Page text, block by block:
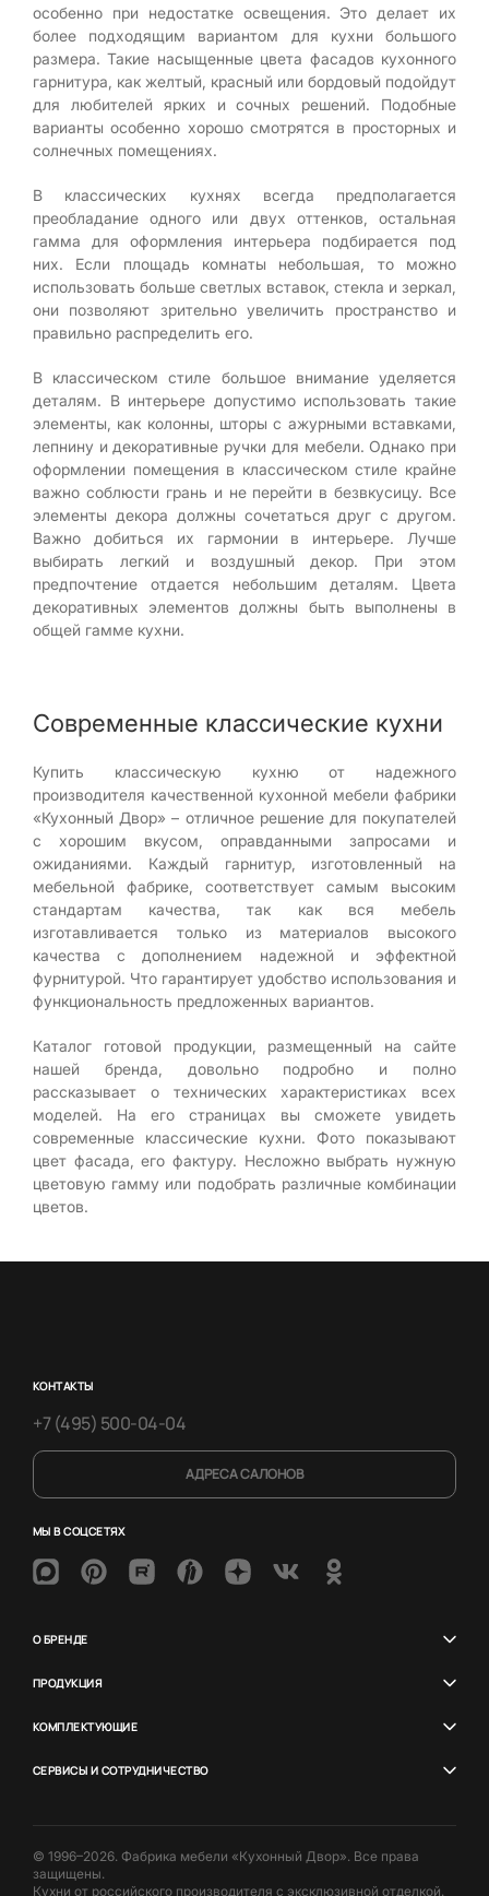
особенно при недостатке освещения. Это делает их
более подходящим вариантом для кухни большого
размера. Такие насыщенные цвета фасадов кухонного
гарнитура, как желтый, красный или бордовый подойдут
для любителей ярких и сочных решений. Подобные
варианты особенно хорошо смотрятся в просторных и
солнечных помещениях.
В классических кухнях всегда предполагается
преобладание одного или двух оттенков, остальная
гамма для оформления интерьера подбирается под
них. Если площадь комнаты небольшая, то можно
использовать больше светлых вставок, стекла и зеркал,
они позволяют зрительно увеличить пространство и
правильно распределить его.
В классическом стиле большое внимание уделяется
деталям. В интерьере допустимо использовать такие
элементы, как колонны, шторы с ажурными вставками,
лепнину и декоративные ручки для мебели. Однако при
оформлении помещения в классическом стиле крайне
важно соблюсти грань и не перейти в безвкусицу. Все
элементы декора должны сочетаться друг с другом.
Важно добиться их гармонии в интерьере. Лучше
выбирать легкий и воздушный декор. При этом
предпочтение отдается небольшим деталям. Цвета
декоративных элементов должны быть выполнены в
общей гамме кухни.
Современные классические кухни
Купить классическую кухню от надежного
производителя качественной кухонной мебели фабрики
«Кухонный Двор» – отличное решение для покупателей
с хорошим вкусом, оправданными запросами и
ожиданиями. Каждый гарнитур, изготовленный на
мебельной фабрике, соответствует самым высоким
стандартам качества, так как вся мебель
изготавливается только из материалов высокого
качества с дополнением надежной и эффектной
фурнитурой. Что гарантирует удобство использования и
функциональность предложенных вариантов.
Каталог готовой продукции, размещенный на сайте
нашей бренда, довольно подробно и полно
рассказывает о технических характеристиках всех
моделей. На его страницах вы сможете увидеть
современные классические кухни. Фото показывают
цвет фасада, его фактуру. Несложно выбрать нужную
цветовую гамму или подобрать различные комбинации
цветов.
КОНТАКТЫ
+7 (495) 500-04-04
АДРЕСА САЛОНОВ
МЫ В СОЦСЕТЯХ
О БРЕНДЕ
ПРОДУКЦИЯ
КОМПЛЕКТУЮЩИЕ
СЕРВИСЫ И СОТРУДНИЧЕСТВО
© 1996–2026. Фабрика мебели «Кухонный Двор». Все права
защищены.
Кухни от российского производителя с эксклюзивной отделкой.